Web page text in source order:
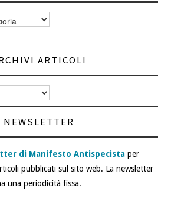
ARTICOLI
NEWSLETTER
di Manifesto Antispecista per
pubblicati sul sito web. La newsletter
una periodicità fissa.